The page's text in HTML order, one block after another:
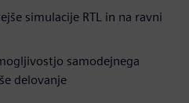
simulacije RTL in na ravni
samodejnega
delovanje